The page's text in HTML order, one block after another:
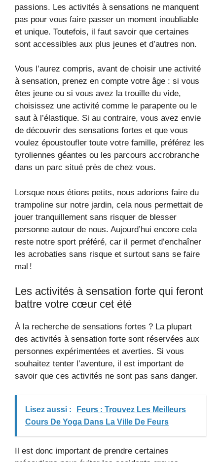
passions. Les activités à sensations ne manquent
pas pour vous faire passer un moment inoubliable
et unique. Toutefois, il faut savoir que certaines
sont accessibles aux plus jeunes et d’autres non.
Vous l’aurez compris, avant de choisir une activité
à sensation, prenez en compte votre âge : si vous
êtes jeune ou si vous avez la trouille du vide,
choisissez une activité comme le parapente ou le
saut à l’élastique. Si au contraire, vous avez envie
de découvrir des sensations fortes et que vous
voulez époustoufler toute votre famille, préférez les
tyroliennes géantes ou les parcours accrobranche
dans un parc situé près de chez vous.
Lorsque nous étions petits, nous adorions faire du
trampoline sur notre jardin, cela nous permettait de
jouer tranquillement sans risquer de blesser
personne autour de nous. Aujourd’hui encore cela
reste notre sport préféré, car il permet d’enchaîner
les acrobaties sans risque et surtout sans se faire
mal !
Les activités à sensation forte qui feront
battre votre cœur cet été
À la recherche de sensations fortes ? La plupart
des activités à sensation forte sont réservées aux
personnes expérimentées et averties. Si vous
souhaitez tenter l’aventure, il est important de
savoir que ces activités ne sont pas sans danger.
Lisez aussi :
Feurs : Trouvez Les Meilleurs
Cours De Yoga Dans La Ville De Feurs
Il est donc important de prendre certaines